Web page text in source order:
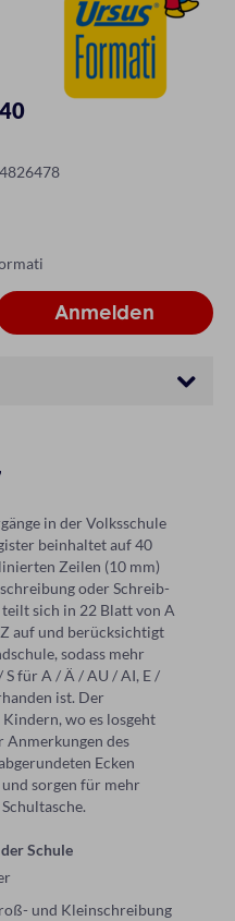
in der Volksschule
beinhaltet auf 40
Zeilen (10 mm)
oder Schreib-
sich in 22 Blatt von A
auf und berücksichtigt
sodass mehr
S für A / Ä / AU / AI, E /
ist. Der
wo es losgeht
des
Ecken
sorgen für mehr
Schule
und Kleinschreibung